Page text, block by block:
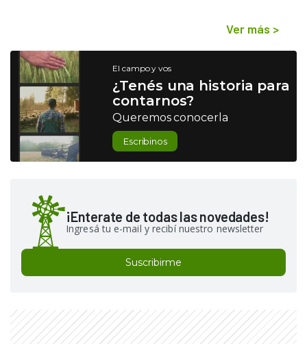
Ver más >
El campo y vos
¿Tenés una historia para
contarnos?
Queremos conocerla
Escribinos
¡Enterate de todas las novedades!
Ingresá tu e-mail y recibí nuestro newsletter
Suscribirme